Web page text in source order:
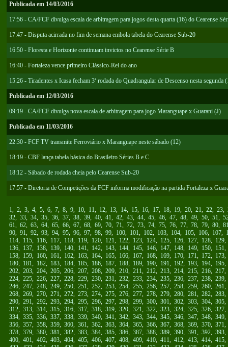
Publicada em 14/03/2016
17:56 - CA/FCF divulga escala de arbitragem para jogos desta quarta (16) do Cearense
17:47 - Disputa acirrada no fim de semana embola tabela do Cearense Sub-20
16:50 - Floresta e Horizonte continuam invictos no Cearense Série B
16:40 - Fortaleza vence primeiro Clássico-Rei do ano
15:26 - Tiradentes x Icasa fecham 3ª rodada do Quadrangular de Descenso nesta segunda
Publicada em 12/03/2016
09:19 - CA/FCF divulga nova escala de arbitragem para jogo Maranguape x Guarani (J)
Publicada em 11/03/2016
22:30 - FCF TV transmite Ferroviário x Maranguape neste sábado (12)
18:19 - CBF lança tabela básica do Brasileiro Séries B e C
18:12 - Sábado de rodada cheia pelo Cearense Sub-20
17:57 - Diretoria de Competições da FCF informa modificação na partida Fortaleza x
1, 2, 3, 4, 5, 6, 7, 8, 9, 10, 11, 12, 13, 14, 15, 16, 17, 18, 19, 20, 21, 22, 23,
32, 33, 34, 35, 36, 37, 38, 39, 40, 41, 42, 43, 44, 45, 46, 47, 48, 49, 50, 51,
61, 62, 63, 64, 65, 66, 67, 68, 69, 70, 71, 72, 73, 74, 75, 76, 77, 78, 79, 80,
90, 91, 92, 93, 94, 95, 96, 97, 98, 99, 100, 101, 102, 103, 104, 105, 106, 107,
114, 115, 116, 117, 118, 119, 120, 121, 122, 123, 124, 125, 126, 127, 128, 129
136, 137, 138, 139, 140, 141, 142, 143, 144, 145, 146, 147, 148, 149, 150, 151
158, 159, 160, 161, 162, 163, 164, 165, 166, 167, 168, 169, 170, 171, 172, 173
180, 181, 182, 183, 184, 185, 186, 187, 188, 189, 190, 191, 192, 193, 194, 195
202, 203, 204, 205, 206, 207, 208, 209, 210, 211, 212, 213, 214, 215, 216, 217
224, 225, 226, 227, 228, 229, 230, 231, 232, 233, 234, 235, 236, 237, 238, 239
246, 247, 248, 249, 250, 251, 252, 253, 254, 255, 256, 257, 258, 259, 260, 261
268, 269, 270, 271, 272, 273, 274, 275, 276, 277, 278, 279, 280, 281, 282, 283
290, 291, 292, 293, 294, 295, 296, 297, 298, 299, 300, 301, 302, 303, 304, 305
312, 313, 314, 315, 316, 317, 318, 319, 320, 321, 322, 323, 324, 325, 326, 327
334, 335, 336, 337, 338, 339, 340, 341, 342, 343, 344, 345, 346, 347, 348, 349
356, 357, 358, 359, 360, 361, 362, 363, 364, 365, 366, 367, 368, 369, 370, 371
378, 379, 380, 381, 382, 383, 384, 385, 386, 387, 388, 389, 390, 391, 392, 393
400, 401, 402, 403, 404, 405, 406, 407, 408, 409, 410, 411, 412, 413, 414, 415